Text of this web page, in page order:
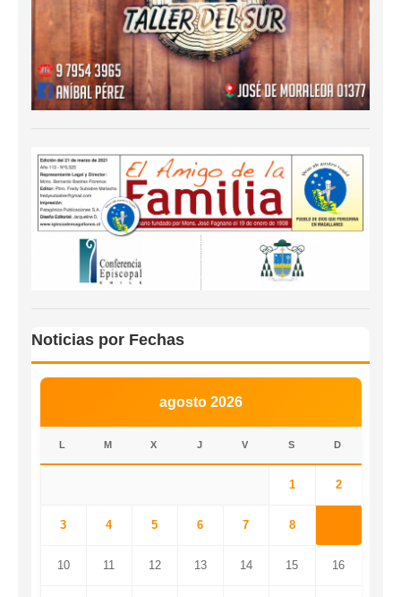
Noticias por Fechas
agosto 2026
L M X J V S D
1 2
3 4 5 6 7 8
10 11 12 13 14 15 16